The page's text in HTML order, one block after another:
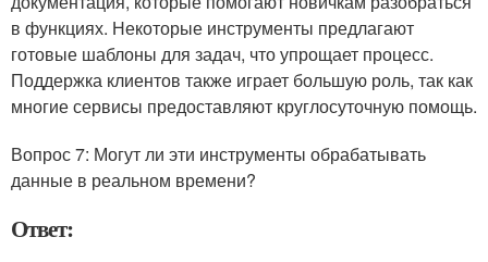
в функциях. Некоторые инструменты предлагают
готовые шаблоны для задач, что упрощает процесс.
Поддержка клиентов также играет большую роль, так как
многие сервисы предоставляют круглосуточную помощь.
Вопрос 7: Могут ли эти инструменты обрабатывать
данные в реальном времени?
Ответ: